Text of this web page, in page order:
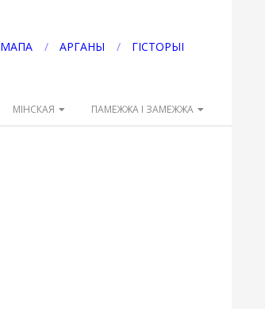
МАПА АРГАНЫ ГІСТОРЫІ
МІНСКАЯ ПАМЕЖЖА І ЗАМЕЖЖА